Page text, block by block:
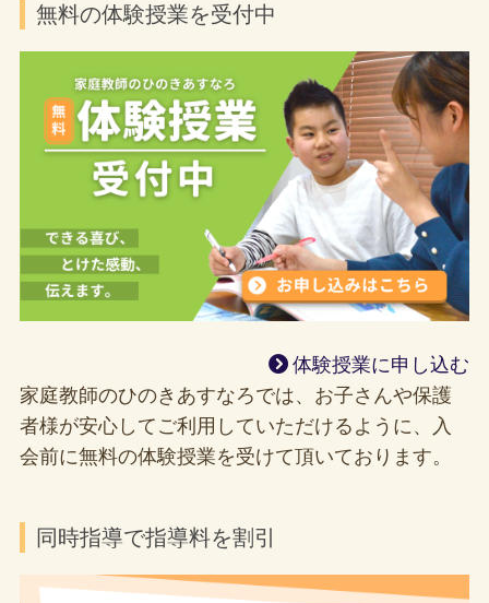
無料の体験授業を受付中
体験授業に申し込む
家庭教師のひのきあすなろでは、お子さんや保護
者様が安心してご利用していただけるように、入
会前に無料の体験授業を受けて頂いております。
同時指導で指導料を割引